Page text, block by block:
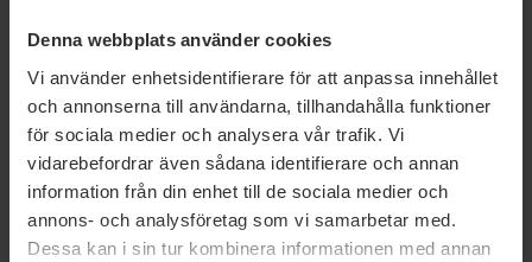
Denna webbplats använder cookies
Vi använder enhetsidentifierare för att anpassa innehållet
och annonserna till användarna, tillhandahålla funktioner
för sociala medier och analysera vår trafik. Vi
vidarebefordrar även sådana identifierare och annan
information från din enhet till de sociala medier och
annons- och analysföretag som vi samarbetar med.
Dessa kan i sin tur kombinera informationen med annan
Nyheter
Nyhetskategori